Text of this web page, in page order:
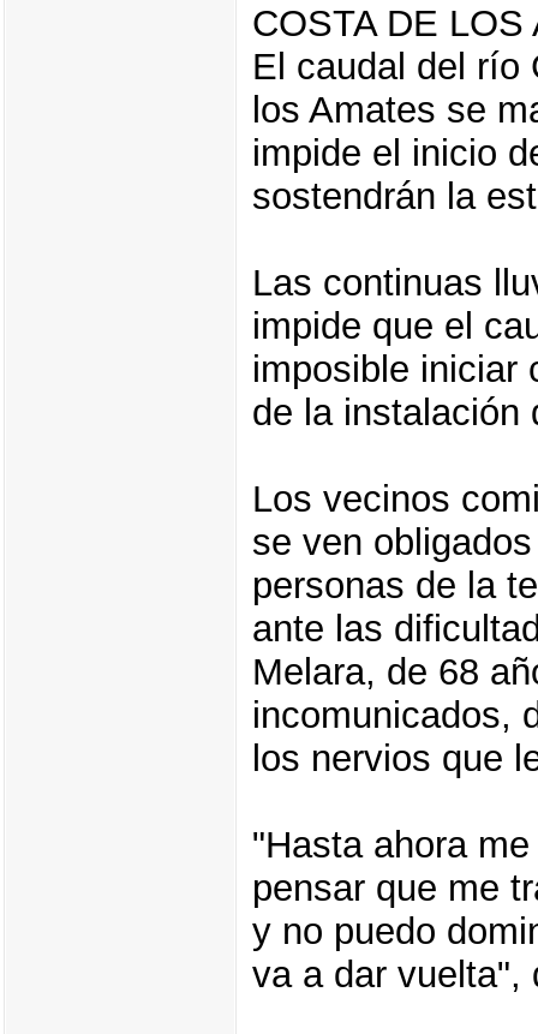
COSTA DE
El caudal del río
los Amates se
impide el inicio
sostendrán la
Las continuas
impide que el
imposible iniciar
de la instalación
Los vecinos
se ven
personas de la
ante las
Melara, de 68
incomunicados,
los nervios que
"Hasta ahora
pensar que me
y no puedo
va a dar vuelta",